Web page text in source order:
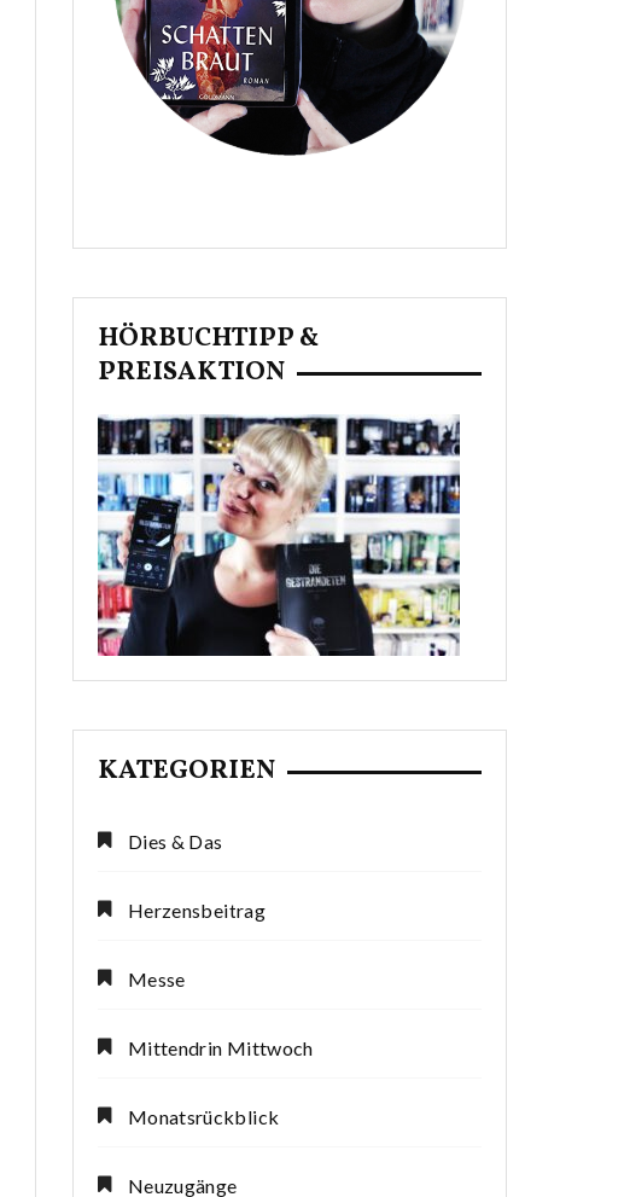
HÖRBUCHTIPP &
PREISAKTION
KATEGORIEN
Dies & Das
Herzensbeitrag
Messe
Mittendrin Mittwoch
Monatsrückblick
Neuzugänge